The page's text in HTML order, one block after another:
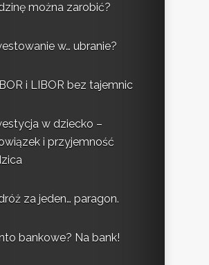
można zarobić?
w… ubranie?
i LIBOR bez tajemnic
w dziecko –
i przyjemność
za jeden… paragon.
bankowe? Na bank!